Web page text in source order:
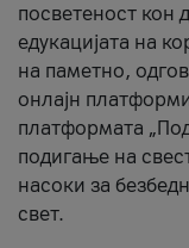
посветеност кон
едукацијата на
на паметно,
онлајн
платформата
подигање на
насоки за
свет.